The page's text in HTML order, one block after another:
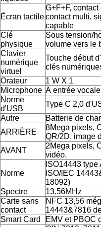
Écran tactile
G+F+F,
contact multi,
capable
Clé
physique
Sous tension/
volume vers le
Clavier
numérique
virtuel
Touche début
clés
Orateur
1 W X 1
Microphone À entrée vocale
Norme
d'USB
Type C 2,0
Autre
Batterie de
ARRIÈRE
8Mega pixels,
QR/2D, image
AVANT
2Mega pixels,
vidéo.
Norme
ISO14443
ISO/IEC
18092)
Spectre
13.56MHz
Carte sans
contact
NFC 13,56
14443&7816
Smart Card EMV et PBOC